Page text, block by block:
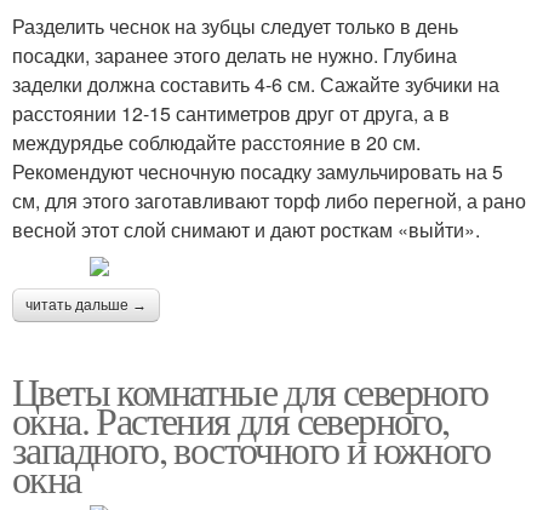
Разделить чеснок на зубцы следует только в день
посадки, заранее этого делать не нужно. Глубина
заделки должна составить 4-6 см. Сажайте зубчики на
расстоянии 12-15 сантиметров друг от друга, а в
междурядье соблюдайте расстояние в 20 см.
Рекомендуют чесночную посадку замульчировать на 5
см, для этого заготавливают торф либо перегной, а рано
весной этот слой снимают и дают росткам «выйти».
читать дальше →
Цветы комнатные для северного
окна. Растения для северного,
западного, восточного и южного
окна